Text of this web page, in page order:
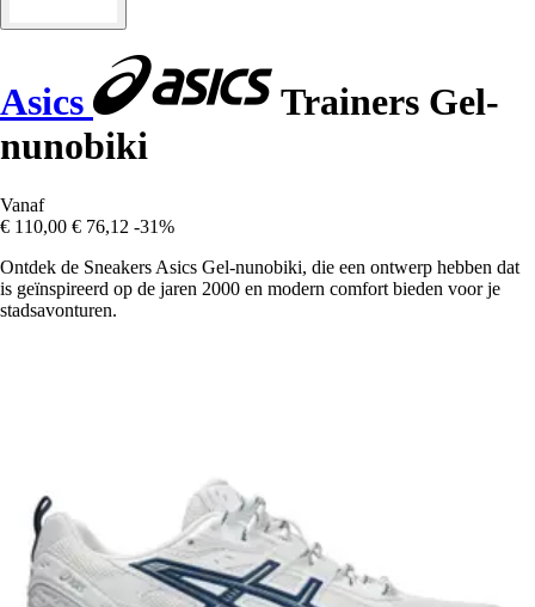
Asics
Trainers Gel-
nunobiki
Vanaf
€ 110,00 € 76,12 -31%
Ontdek de Sneakers Asics Gel-nunobiki, die een ontwerp hebben dat
is geïnspireerd op de jaren 2000 en modern comfort bieden voor je
stadsavonturen.